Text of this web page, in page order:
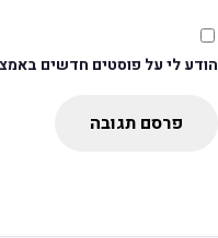
לי על פוסטים חדשים
פרסם תגובה